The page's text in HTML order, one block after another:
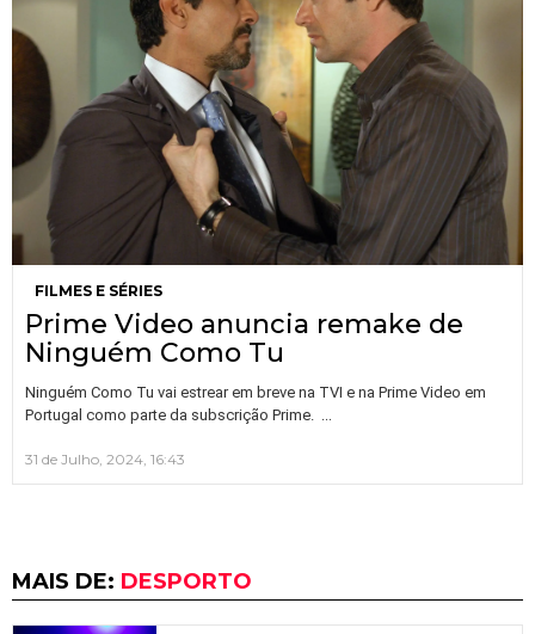
FILMES E SÉRIES
Prime Video anuncia remake de
Ninguém Como Tu
Ninguém Como Tu vai estrear em breve na TVI e na Prime Video em
Portugal como parte da subscrição Prime.
31 de Julho, 2024, 16:43
MAIS DE: DESPORTO